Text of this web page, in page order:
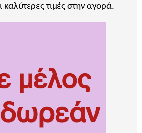
τιμές στην αγορά.